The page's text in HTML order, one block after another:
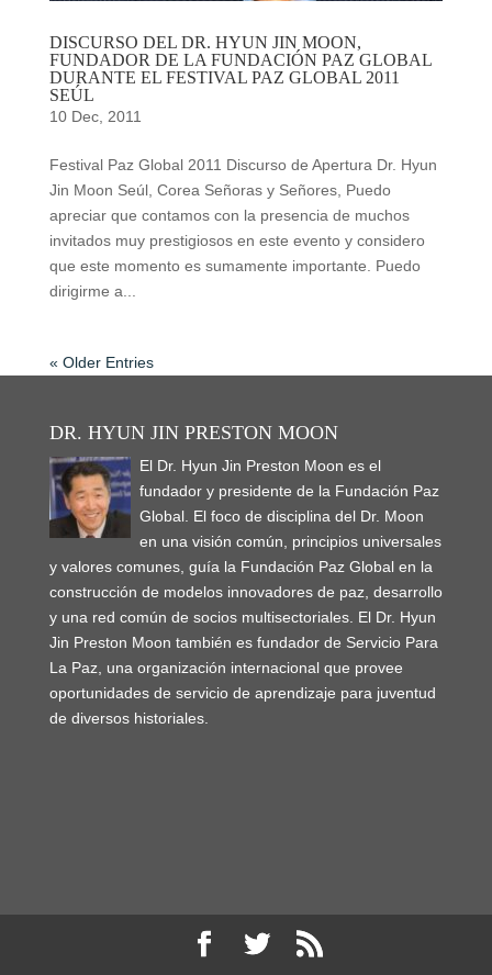
DISCURSO DEL DR. HYUN JIN MOON,
FUNDADOR DE LA FUNDACIÓN PAZ GLOBAL
DURANTE EL FESTIVAL PAZ GLOBAL 2011
SEÚL
10 Dec, 2011
Festival Paz Global 2011 Discurso de Apertura Dr. Hyun
Jin Moon Seúl, Corea Señoras y Señores, Puedo
apreciar que contamos con la presencia de muchos
invitados muy prestigiosos en este evento y considero
que este momento es sumamente importante. Puedo
dirigirme a...
« Older Entries
DR. HYUN JIN PRESTON MOON
El Dr. Hyun Jin Preston Moon es el
fundador y presidente de la Fundación Paz
Global. El foco de disciplina del Dr. Moon
en una visión común, principios universales
y valores comunes, guía la Fundación Paz Global en la
construcción de modelos innovadores de paz, desarrollo
y una red común de socios multisectoriales. El Dr. Hyun
Jin Preston Moon también es fundador de Servicio Para
La Paz, una organización internacional que provee
oportunidades de servicio de aprendizaje para juventud
de diversos historiales.